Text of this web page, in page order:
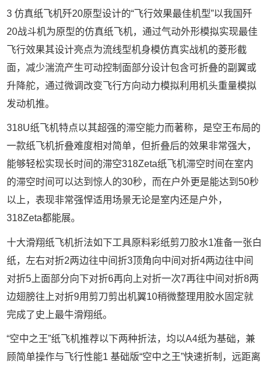
3 仿真纸飞机歼20原型设计的“飞行效果最佳机型”以我国歼
20战斗机为原型的仿真纸飞机，通过气动外形模拟实现最佳
飞行效果其设计亮点为流线型机身模仿真实战机的菱形截
面，减少湍流产生可动控制面部分设计包含可折叠的副翼或
升降舵，通过微调改变飞行方向动力模拟利用机头重量模拟
发动机推。
318U纸飞机特点以其超强的滞空能力而著称，是空王布局的
一款纸飞机折叠难度相对简单，但折叠后的效果非常强大，
能够轻松实现长时间的滞空318Zeta纸飞机滞空时间在室内
的滞空时间可以达到惊人的30秒，而在户外更是能达到50秒
以上，表现非常强悍适用场景无论是室内还是户外，
318Zeta都能展。
十大滑翔纸飞机折法如下工具原料彩纸剪刀胶水1准备一张白
纸，左右对折2两边往中间折3顶角向中间对折4两边往中间
对折5上面部分向下对折6再向上对折一次7再往中间对折8两
边翅膀往上对折9用剪刀剪出机翼10稍微整理用胶水固定就
完成了史上最牛滑翔纸。
“空中之王”纸飞机推荐以下两种折法，均以A4纸为基础，兼
顾简单操作与飞行性能1 基础版“空中之王”快速折制，远距离